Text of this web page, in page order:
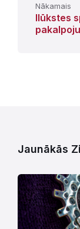
Nākamais
Ilūkstes
Jaunākās